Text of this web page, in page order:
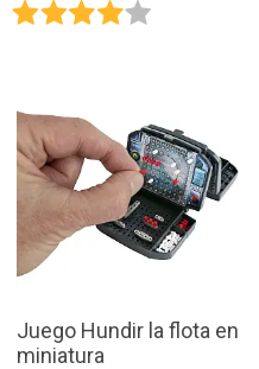
Juego Hundir la flota en
miniatura